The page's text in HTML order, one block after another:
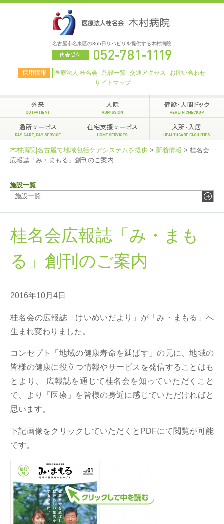
名古屋市名東区の365日リハビリを提供する木村病院
採用情報 医療法人 桂名会 施設一覧 交通アクセス
お問い合わせ
サイトマップ
木村病院|名古屋で地域包括ケアシステムを提供 > 新着情報 > 桂名会
広報誌「み・まもる」創刊のご案内
施設一覧
施設一覧
桂名会広報誌「み・まも
る」創刊のご案内
2016年10月4日
桂名会の広報誌「けいめいだより」が「み・まもる」へ
生まれ変わりました。
コンセプト「地域の健康寿命を延ばす」の元に、地域の
皆様の健康に役立つ情報やサービスを発信することはも
とより、 広報誌を通じて桂名会を知っていただくこと
で、より「医療」を皆様の身近に感じていただければと
思います。
下記画像をクリックしていただくとPDFにて閲覧が可能
です。